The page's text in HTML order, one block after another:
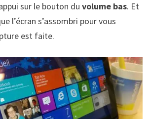
sur le bouton du volume bas. Et
l’écran s’assombri pour vous
est faite.